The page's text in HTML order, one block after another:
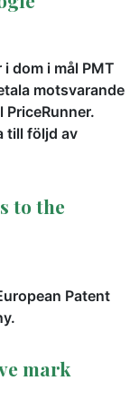
dom i mål PMT
motsvarande
till följd av
to the
Patent
mark